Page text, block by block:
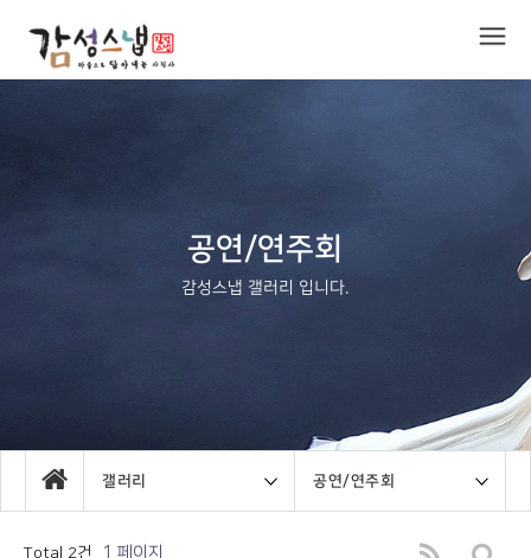
공연/연주회
감성스냅 갤러리 입니다.
갤러리 공연/연주회
Total 2건 1 페이지